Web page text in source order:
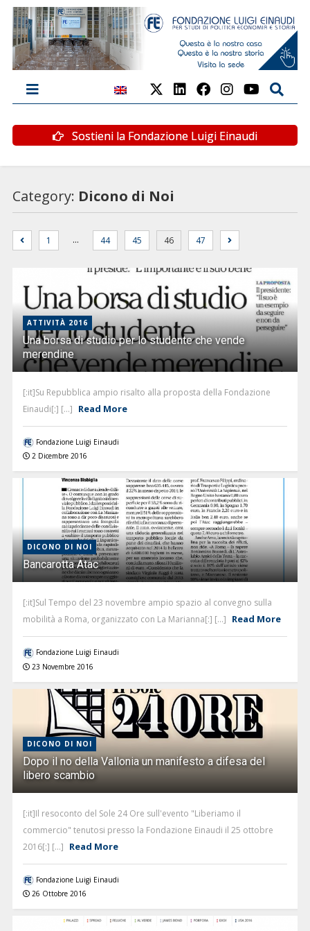
Sostieni la Fondazione Luigi Einaudi
Category: Dicono di Noi
1 … 44 45 46 47
ATTIVITÀ 2016
Una borsa di studio per lo studente che vende
merendine
[:it]Su Repubblica ampio risalto alla proposta della Fondazione
Einaudi[:] [...] Read More
Fondazione Luigi Einaudi
2 Dicembre 2016
DICONO DI NOI
Bancarotta Atac
[:it]Sul Tempo del 23 novembre ampio spazio al convegno sulla
mobilità a Roma, organizzato con La Marianna[:] [...] Read More
Fondazione Luigi Einaudi
23 Novembre 2016
DICONO DI NOI
Dopo il no della Vallonia un manifesto a difesa del
libero scambio
[:it]Il resoconto del Sole 24 Ore sull'evento "Liberiamo il
commercio" tenutosi presso la Fondazione Einaudi il 25 ottobre
2016[:] [...] Read More
Fondazione Luigi Einaudi
26 Ottobre 2016